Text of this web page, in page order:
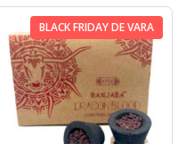
BLACK FRIDAY DE VARA